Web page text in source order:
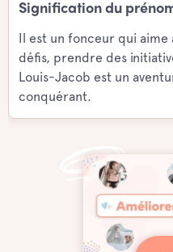
Signification du
Il est un fonceur qui
défis, prendre des
Louis-Jacob est un
conquérant.